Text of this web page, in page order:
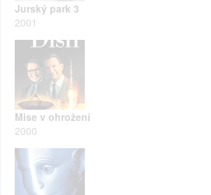
Jurský park 3
2001
Mise v ohrožení
2000